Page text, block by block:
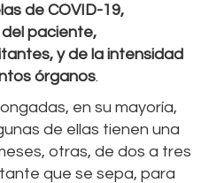
de COVID-19,
paciente,
y de la intensidad
órganos.
en su mayoría,
de ellas tienen una
otras, de dos a tres
que se sepa, para